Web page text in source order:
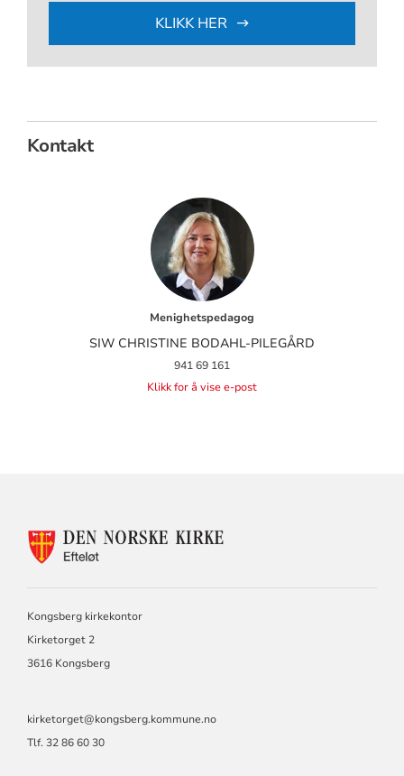
KLIKK HER
Kontakt
Menighetspedagog
SIW CHRISTINE BODAHL-PILEGÅRD
941 69 161
Klikk for å vise e-post
Kongsberg kirkekontor
Kirketorget 2
3616 Kongsberg
kirketorget@kongsberg.kommune.no
Tlf. 32 86 60 30